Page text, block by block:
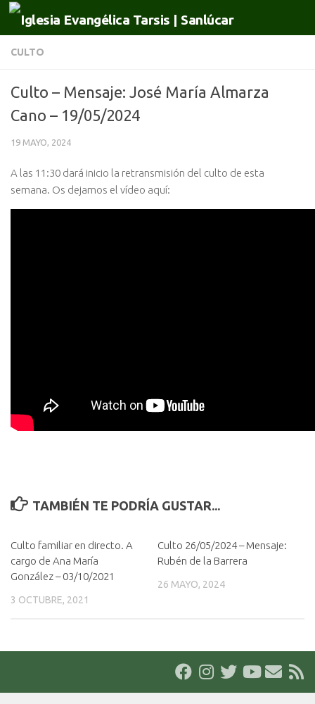
Saltar al contenido
CULTO
Culto – Mensaje: José María Almarza
Cano – 19/05/2024
19 MAYO, 2024
A las 11:30 dará inicio la retransmisión del culto de esta
semana. Os dejamos el vídeo aquí:
TAMBIÉN TE PODRÍA GUSTAR...
Culto familiar en directo. A
cargo de Ana María
González – 03/10/2021
3 OCTUBRE, 2021
Culto 26/05/2024 – Mensaje:
Rubén de la Barrera
26 MAYO, 2024